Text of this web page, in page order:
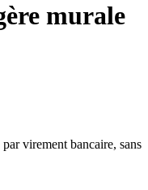
murale
virement bancaire, sans